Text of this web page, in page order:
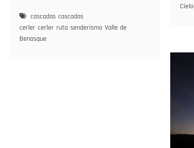
Cascadas
Ardonés
cascadas cascadas
cerler cerler ruta senderismo Valle de
Benasque
Cielo